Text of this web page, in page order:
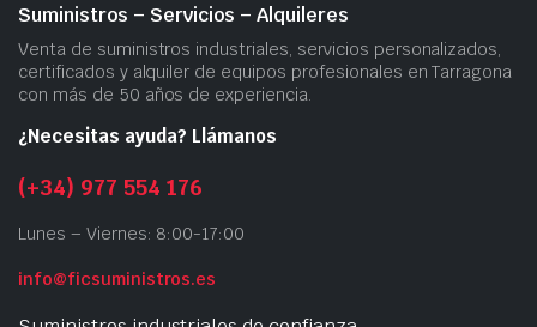
Suministros – Servicios – Alquileres
Venta de suministros industriales, servicios personalizados,
certificados y alquiler de equipos profesionales en Tarragona
con más de 50 años de experiencia.
¿Necesitas ayuda? Llámanos
(+34) 977 554 176
Lunes – Viernes: 8:00-17:00
info@ficsuministros.es